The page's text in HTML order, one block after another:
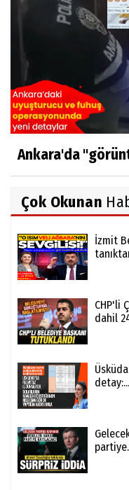
Ankara'da
Çok Okunan
İzmit
CHP'li
dahil
detay:...